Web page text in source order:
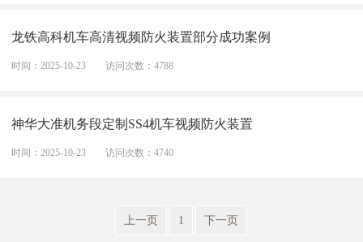
龙铁高科机车高清视频防火装置部分成功案例
时间：2025-10-23 访问次数：4788
神华大准机务段定制SS4机车视频防火装置
时间：2025-10-23 访问次数：4740
上一页 1 下一页